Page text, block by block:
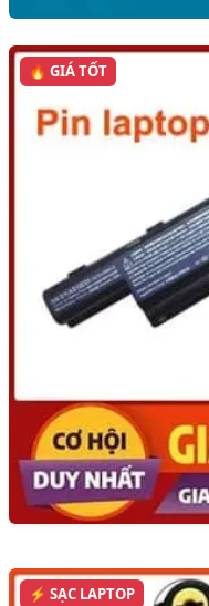
🔥 GIÁ TỐT
⚡ SẠC LAPTOP